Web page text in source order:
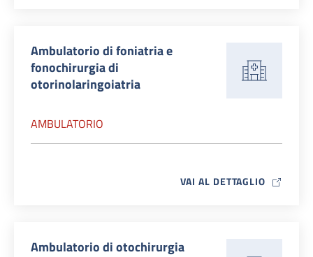
Ambulatorio di foniatria e
fonochirurgia di
otorinolaringoiatria
AMBULATORIO
VAI AL DETTAGLIO MAP ICON
Ambulatorio di otochirurgia